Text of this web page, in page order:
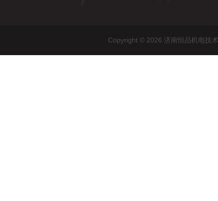
Copyright © 2026 济南恒品机电技